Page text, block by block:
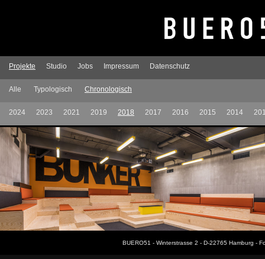
Projekte Studio Jobs Impressum Datenschutz
Alle Typologisch Chronologisch
2024 2023 2021 2019 2018 2017 2016 2015 2014
BUERO51 - Winterstrasse 2 - D-22765 Hamburg -